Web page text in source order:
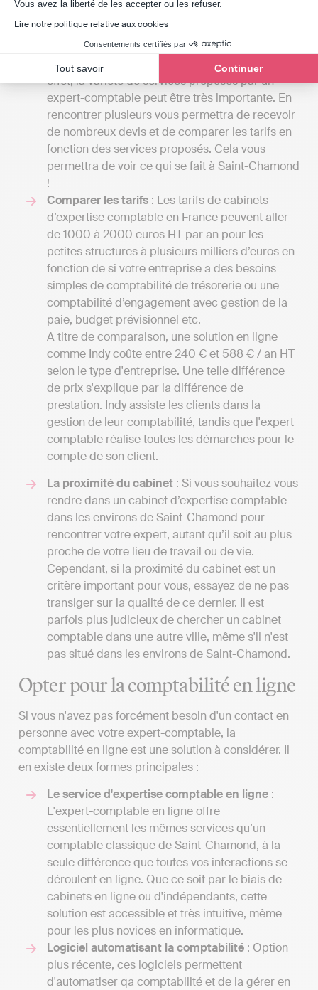
Vous avez la liberté de les accepter ou les refuser.
Lire notre politique relative aux cookies
Consentements certifiés par
Tout savoir Continuer
Définir vos besoins: Le tarif de la mission d’un
cabinet d’expertise comptable peut aller du
simple au double en fonction de la lettre de
mission que vous allez décider avec eux. En
effet, la variété de services proposés par un
expert-comptable peut être très importante. En
rencontrer plusieurs vous permettra de recevoir
de nombreux devis et de comparer les tarifs en
fonction des services proposés. Cela vous
permettra de voir ce qui se fait à Saint-Chamond
!
Comparer les tarifs : Les tarifs de cabinets
d’expertise comptable en France peuvent aller
de 1000 à 2000 euros HT par an pour les
petites structures à plusieurs milliers d’euros en
fonction de si votre entreprise a des besoins
simples de comptabilité de trésorerie ou une
comptabilité d’engagement avec gestion de la
paie, budget prévisionnel etc.
A titre de comparaison, une solution en ligne
comme Indy coûte entre 240 € et 588 € / an HT
selon le type d'entreprise. Une telle différence
de prix s'explique par la différence de
prestation. Indy assiste les clients dans la
gestion de leur comptabilité, tandis que l'expert
comptable réalise toutes les démarches pour le
compte de son client.
La proximité du cabinet : Si vous souhaitez vous
rendre dans un cabinet d’expertise comptable
dans les environs de Saint-Chamond pour
rencontrer votre expert, autant qu’il soit au plus
proche de votre lieu de travail ou de vie.
Cependant, si la proximité du cabinet est un
critère important pour vous, essayez de ne pas
transiger sur la qualité de ce dernier. Il est
parfois plus judicieux de chercher un cabinet
comptable dans une autre ville, même s'il n'est
pas situé dans les environs de Saint-Chamond.
Opter pour la comptabilité en ligne
Si vous n'avez pas forcément besoin d'un contact en
personne avec votre expert-comptable, la
comptabilité en ligne est une solution à considérer. Il
en existe deux formes principales :
Le service d'expertise comptable en ligne :
L'expert-comptable en ligne offre
essentiellement les mêmes services qu’un
comptable classique de Saint-Chamond, à la
seule différence que toutes vos interactions se
déroulent en ligne. Que ce soit par le biais de
cabinets en ligne ou d'indépendants, cette
solution est accessible et très intuitive, même
pour les plus novices en informatique.
Logiciel automatisant la comptabilité : Option
plus récente, ces logiciels permettent
d'automatiser qa comptabilité et de la gérer en